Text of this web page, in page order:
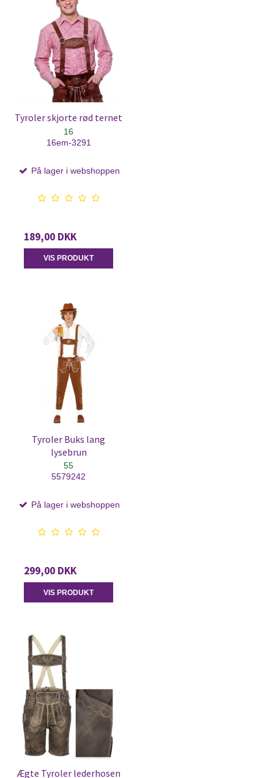
Tyroler skjorte rød ternet
16
16em-3291
På lager i webshoppen
189,00 DKK
VIS PRODUKT
Tyroler Buks lang
lysebrun
55
5579242
På lager i webshoppen
299,00 DKK
VIS PRODUKT
Ægte Tyroler lederhosen